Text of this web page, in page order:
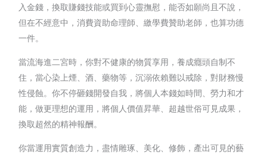
入金錢，換取賺錢技能或買到心靈撫慰，能否如願尚且不說，
但在不經意中，消費資助命理師、繳學費贊助老師，也算功德
一件。
當流海進二宮時，你對不健康的物質享用，養成癮頭自制不
住，當心染上煙、酒、藥物等，沉溺依賴難以戒除，對財務慢
性侵蝕。你不停砸錢開發自我，將個人本錢如時間、勞力和才
能，做更理想的運用，將個人價值昇華、超越世俗可見成果，
換取超然的精神報酬。
你當運用實質創造力，盡情雕琢、美化、修飾，產出可見的藝